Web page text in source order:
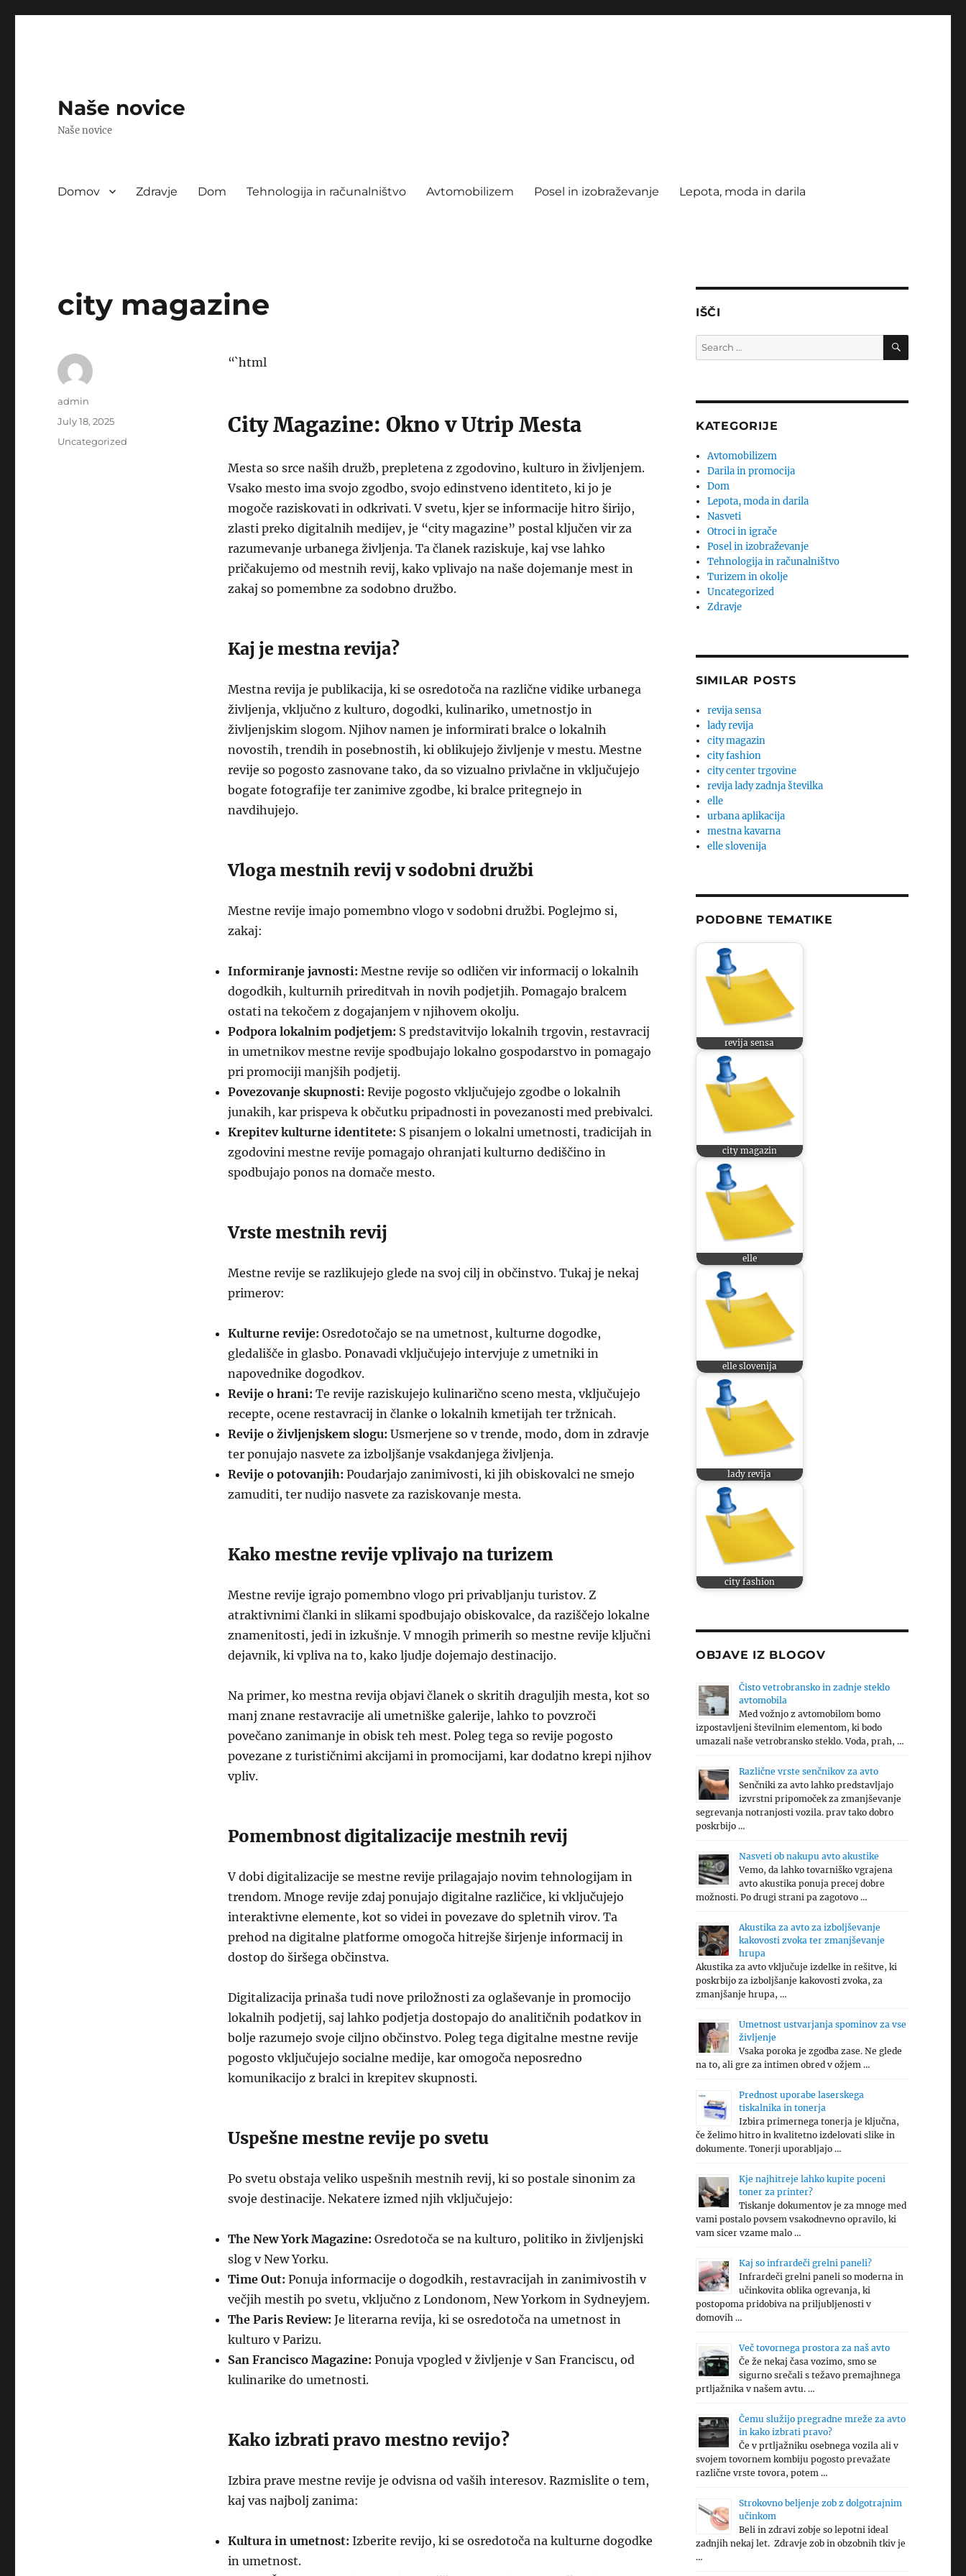
Naše novice
Naše novice
Domov Zdravje Dom Tehnologija in računalništvo Avtomobilizem Posel in izobraževanje Lepota, moda in darila
city magazine
“`html
City Magazine: Okno v Utrip Mesta
Mesta so srce naših družb, prepletena z zgodovino, kulturo in življenjem.
Vsako mesto ima svojo zgodbo, svojo edinstveno identiteto, ki jo je
mogoče raziskovati in odkrivati. V svetu, kjer se informacije hitro širijo,
zlasti preko digitalnih medijev, je “city magazine” postal ključen vir za
razumevanje urbanega življenja. Ta članek raziskuje, kaj vse lahko
pričakujemo od mestnih revij, kako vplivajo na naše dojemanje mest in
zakaj so pomembne za sodobno družbo.
Kaj je mestna revija?
Mestna revija je publikacija, ki se osredotoča na različne vidike urbanega
življenja, vključno z kulturo, dogodki, kulinariko, umetnostjo in
življenjskim slogom. Njihov namen je informirati bralce o lokalnih
novostih, trendih in posebnostih, ki oblikujejo življenje v mestu. Mestne
revije so pogosto zasnovane tako, da so vizualno privlačne in vključujejo
bogate fotografije ter zanimive zgodbe, ki bralce pritegnejo in
navdihujejo.
Vloga mestnih revij v sodobni družbi
Mestne revije imajo pomembno vlogo v sodobni družbi. Poglejmo si,
zakaj:
Informiranje javnosti: Mestne revije so odličen vir informacij o lokalnih
dogodkih, kulturnih prireditvah in novih podjetjih. Pomagajo bralcem
ostati na tekočem z dogajanjem v njihovem okolju.
Podpora lokalnim podjetjem: S predstavitvijo lokalnih trgovin, restavracij
in umetnikov mestne revije spodbujajo lokalno gospodarstvo in pomagajo
pri promociji manjših podjetij.
Povezovanje skupnosti: Revije pogosto vključujejo zgodbe o lokalnih
junakih, kar prispeva k občutku pripadnosti in povezanosti med prebivalci.
Krepitev kulturne identitete: S pisanjem o lokalni umetnosti, tradicijah in
zgodovini mestne revije pomagajo ohranjati kulturno dediščino in
spodbujajo ponos na domače mesto.
Vrste mestnih revij
Mestne revije se razlikujejo glede na svoj cilj in občinstvo. Tukaj je nekaj
primerov:
Kulturne revije: Osredotočajo se na umetnost, kulturne dogodke,
gledališče in glasbo. Ponavadi vključujejo intervjuje z umetniki in
napovednike dogodkov.
Revije o hrani: Te revije raziskujejo kulinarično sceno mesta, vključujejo
recepte, ocene restavracij in članke o lokalnih kmetijah ter tržnicah.
Revije o življenjskem slogu: Usmerjene so v trende, modo, dom in zdravje
ter ponujajo nasvete za izboljšanje vsakdanjega življenja.
Revije o potovanjih: Poudarjajo zanimivosti, ki jih obiskovalci ne smejo
zamuditi, ter nudijo nasvete za raziskovanje mesta.
Kako mestne revije vplivajo na turizem
Mestne revije igrajo pomembno vlogo pri privabljanju turistov. Z
atraktivnimi članki in slikami spodbujajo obiskovalce, da raziščejo lokalne
znamenitosti, jedi in izkušnje. V mnogih primerih so mestne revije ključni
dejavnik, ki vpliva na to, kako ljudje dojemajo destinacijo.
Na primer, ko mestna revija objavi članek o skritih draguljih mesta, kot so
manj znane restavracije ali umetniške galerije, lahko to povzroči
povečano zanimanje in obisk teh mest. Poleg tega so revije pogosto
povezane z turističnimi akcijami in promocijami, kar dodatno krepi njihov
vpliv.
Pomembnost digitalizacije mestnih revij
V dobi digitalizacije se mestne revije prilagajajo novim tehnologijam in
trendom. Mnoge revije zdaj ponujajo digitalne različice, ki vključujejo
interaktivne elemente, kot so videi in povezave do spletnih virov. Ta
prehod na digitalne platforme omogoča hitrejše širjenje informacij in
dostop do širšega občinstva.
Digitalizacija prinaša tudi nove priložnosti za oglaševanje in promocijo
lokalnih podjetij, saj lahko podjetja dostopajo do analitičnih podatkov in
bolje razumejo svoje ciljno občinstvo. Poleg tega digitalne mestne revije
pogosto vključujejo socialne medije, kar omogoča neposredno
komunikacijo z bralci in krepitev skupnosti.
Uspešne mestne revije po svetu
Po svetu obstaja veliko uspešnih mestnih revij, ki so postale sinonim za
svoje destinacije. Nekatere izmed njih vključujejo:
The New York Magazine: Osredotoča se na kulturo, politiko in življenjski
slog v New Yorku.
Time Out: Ponuja informacije o dogodkih, restavracijah in zanimivostih v
večjih mestih po svetu, vključno z Londonom, New Yorkom in Sydneyjem.
The Paris Review: Je literarna revija, ki se osredotoča na umetnost in
kulturo v Parizu.
San Francisco Magazine: Ponuja vpogled v življenje v San Franciscu, od
kulinarike do umetnosti.
Kako izbrati pravo mestno revijo?
Izbira prave mestne revije je odvisna od vaših interesov. Razmislite o tem,
kaj vas najbolj zanima:
Kultura in umetnost: Izberite revijo, ki se osredotoča na kulturne dogodke
in umetnost.
Author
admin
Posted
July 18, 2025
Categories
Uncategorized
IŠČI
Search
for:
SEARCH
KATEGORIJE
Avtomobilizem
Darila in promocija
Dom
Lepota, moda in darila
Nasveti
Otroci in igrače
Posel in izobraževanje
Tehnologija in računalništvo
Turizem in okolje
Uncategorized
Zdravje
SIMILAR POSTS
revija sensa
lady revija
city magazin
city fashion
city center trgovine
revija lady zadnja številka
elle
urbana aplikacija
mestna kavarna
elle slovenija
PODOBNE TEMATIKE
revija sensa
city magazin
elle
elle slovenija
lady revija
city fashion
OBJAVE IZ BLOGOV
Čisto vetrobransko in zadnje steklo
avtomobila
Med vožnjo z avtomobilom bomo
izpostavljeni številnim elementom, ki bodo
umazali naše vetrobransko steklo. Voda, prah, …
Različne vrste senčnikov za avto
Senčniki za avto lahko predstavljajo
izvrstni pripomoček za zmanjševanje
segrevanja notranjosti vozila. prav tako dobro
poskrbijo …
Nasveti ob nakupu avto akustike
Vemo, da lahko tovarniško vgrajena
avto akustika ponuja precej dobre
možnosti. Po drugi strani pa zagotovo …
Akustika za avto za izboljševanje
kakovosti zvoka ter zmanjševanje
hrupa
Akustika za avto vključuje izdelke in rešitve, ki
poskrbijo za izboljšanje kakovosti zvoka, za
zmanjšanje hrupa, …
Umetnost ustvarjanja spominov za vse
življenje
Vsaka poroka je zgodba zase. Ne glede
na to, ali gre za intimen obred v ožjem …
Prednost uporabe laserskega
tiskalnika in tonerja
Izbira primernega tonerja je ključna,
če želimo hitro in kvalitetno izdelovati slike in
dokumente. Tonerji uporabljajo …
Kje najhitreje lahko kupite poceni
toner za printer?
Tiskanje dokumentov je za mnoge med
vami postalo povsem vsakodnevno opravilo, ki
vam sicer vzame malo …
Kaj so infrardeči grelni paneli?
Infrardeči grelni paneli so moderna in
učinkovita oblika ogrevanja, ki
postopoma pridobiva na priljubljenosti v
domovih …
Več tovornega prostora za naš avto
Če že nekaj časa vozimo, smo se
sigurno srečali s težavo premajhnega
prtljažnika v našem avtu. …
Čemu služijo pregradne mreže za avto
in kako izbrati pravo?
Če v prtljažniku osebnega vozila ali v
svojem tovornem kombiju pogosto prevažate
različne vrste tovora, potem …
Strokovno beljenje zob z dolgotrajnim
učinkom
Beli in zdravi zobje so lepotni ideal
zadnjih nekaj let. Zdravje zob in obzobnih tkiv je
…